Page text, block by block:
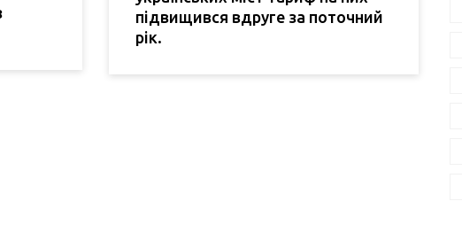
підвищився вдруге за поточний
рік.